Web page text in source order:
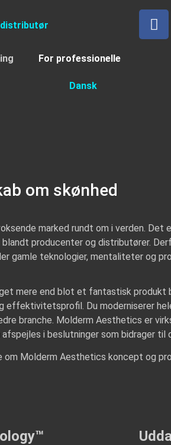
distributør
For professionelle
Dansk
om skønhed
marked rundt om i verden. Det
producenter og distributører.
gamle teknologier, mentaliteter og
mere end blot et fantastisk produkt
Du moderniserer
branche. Molderm Aesthetics er
i beslutninger som bidrager til
Molderm Aesthetics koncept og